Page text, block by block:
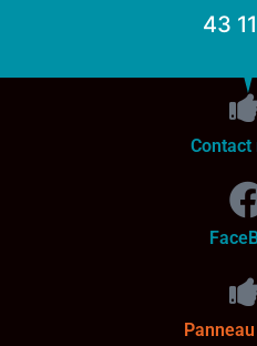
43
Contact